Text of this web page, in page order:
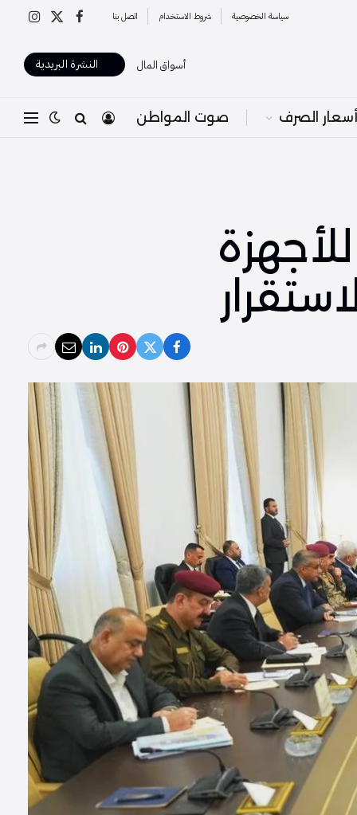
سياسة الخصوصية شروط الاستخدام اتصل بنا فيسبوك
X
أسواق المال النشرة البريدية
أسعار الصرف صوت المواطن